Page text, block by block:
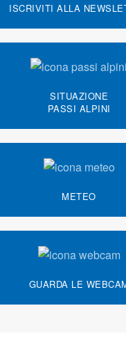
ISCRIVITI ALLA
SITUAZIONE
PASSI ALPINI
METEO
GUARDA LE